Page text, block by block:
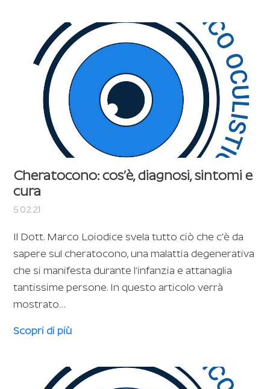
Cheratocono: cos’è, diagnosi, sintomi e
cura
5.02.21
Il Dott. Marco Loiodice svela tutto ciò che c’è da
sapere sul cheratocono, una malattia degenerativa
che si manifesta durante l’infanzia e attanaglia
tantissime persone. In questo articolo verrà
mostrato…
Scopri di più